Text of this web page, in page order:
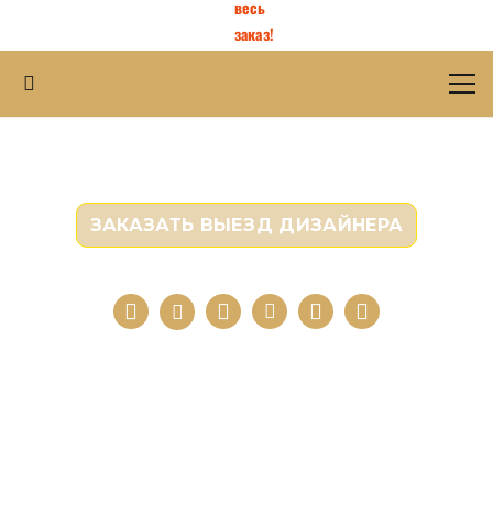
весь
заказ!
ЗАКАЗАТЬ ВЫЕЗД ДИЗАЙНЕРА